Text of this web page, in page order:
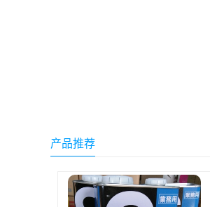
美国氰特CTTEC
乐泰 Loctite
产品推荐